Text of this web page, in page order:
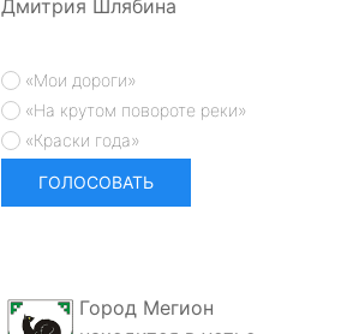
Дмитрия Шлябина
«Мои дороги»
«На крутом повороте реки»
«Краски года»
Город Мегион